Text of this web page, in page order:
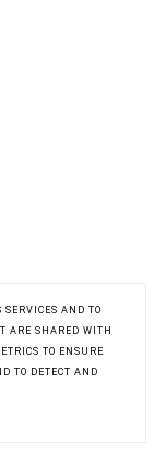
SERVICES AND TO
ARE SHARED WITH
TO ENSURE
TO DETECT AND